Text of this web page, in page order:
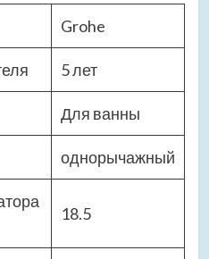
Grohe
5 лет
Для ванны
однорычажный
18.5